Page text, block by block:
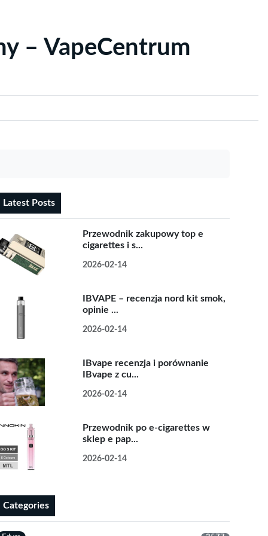
– VapeCentrum
Latest Posts
Przewodnik zakupowy top e
cigarettes i s...
2026-02-14
IBVAPE – recenzja nord kit smok,
opinie ...
2026-02-14
IBvape recenzja i porównanie
IBvape z cu...
2026-02-14
Przewodnik po e-cigarettes w
sklep e pap...
2026-02-14
Categories